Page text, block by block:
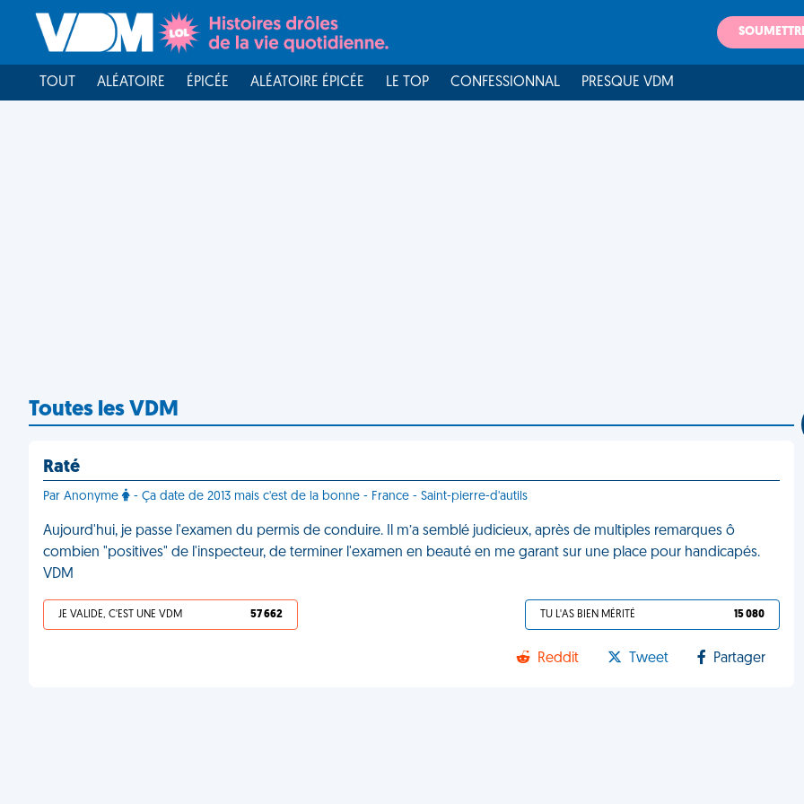
TOUT ALÉATOIRE ÉPICÉE ALÉATOIRE ÉPICÉE LE TOP CONFESSIONNAL PRESQUE VDM
Toutes les VDM
Raté
Par Anonyme - Ça date de 2013 mais c'est de la bonne - France - Saint-pierre-d'autils
Aujourd'hui, je passe l'examen du permis de conduire. Il m’a semblé judicieux, après de multiples remarques ô
combien "positives" de l'inspecteur, de terminer l'examen en beauté en me garant sur une place pour handicapés.
VDM
JE VALIDE, C'EST UNE VDM 57 662 TU L'AS BIEN MÉRITÉ 15 080
Reddit Tweet Partager